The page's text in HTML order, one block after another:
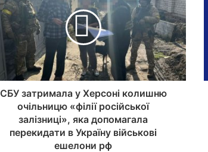
СБУ затримала у Херсоні колишню
очільницю «філії російської
залізниці», яка допомагала
перекидати в Україну військові
ешелони рф